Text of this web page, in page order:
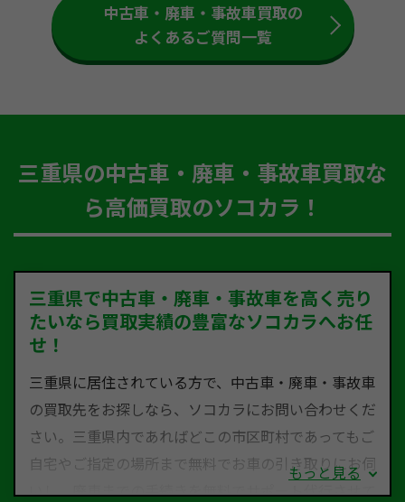
中古車・廃車・事故車買取の
よくあるご質問一覧
三重県の中古車・廃車・事故車買取な
ら高価買取のソコカラ！
三重県で中古車・廃車・事故車を高く売り
たいなら買取実績の豊富なソコカラへお任
せ！
三重県に居住されている方で、中古車・廃車・事故車
の買取先をお探しなら、ソコカラにお問い合わせくだ
さい。三重県内であればどこの市区町村であってもご
自宅やご指定の場所まで無料でお車の引き取りにお伺
いし、廃車までの手続きを無料でサポート代行させて
もっと見る